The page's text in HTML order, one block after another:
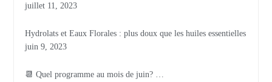
juillet 11, 2023
Hydrolats et Eaux Florales : plus doux que les huiles essentielles
juin 9, 2023
📆 Quel programme au mois de juin? …